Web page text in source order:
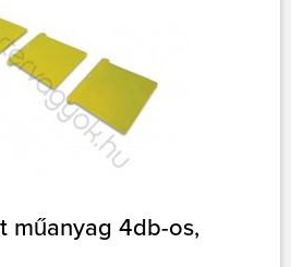
műanyag 4db-os,